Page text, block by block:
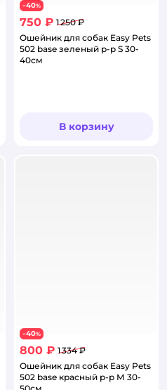
−40%
750 ₽ 1 250 ₽
Ошейник для собак Easy Pets
502 base зеленый р-р S 30-
40см
В корзину
−40%
800 ₽ 1 334 ₽
Ошейник для собак Easy Pets
502 base красный р-р М 30-
50см